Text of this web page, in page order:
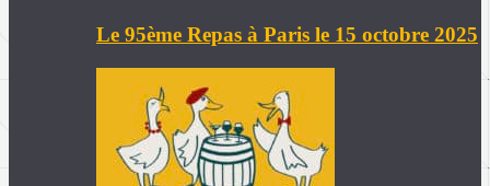
Le 95ème Repas à Paris le 15 octobre 2025